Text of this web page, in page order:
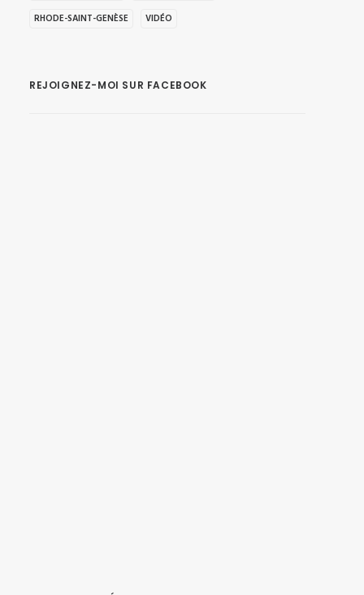
RHODE-SAINT-GENÈSE
VIDÉO
REJOIGNEZ-MOI SUR FACEBOOK